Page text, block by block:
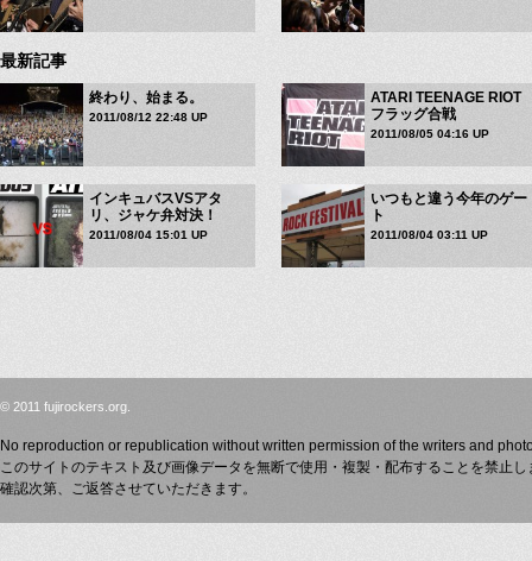
最新記事
終わり、始まる。
2011/08/12 22:48 UP
ATARI TEENAGE RIOT
フラッグ合戦
2011/08/05 04:16 UP
インキュバスVSアタ
リ、ジャケ弁対決！
2011/08/04 15:01 UP
いつもと違う今年のゲー
ト
2011/08/04 03:11 UP
© 2011 fujirockers.org.
No reproduction or republication without written permission of the writers and
このサイトのテキスト及び画像データを無断で使用・複製・配布することを禁止
確認次第、ご返答させていただきます。